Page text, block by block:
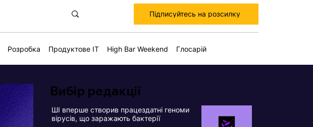
Підписуйтесь на розсилку
Розробка Продуктове IT High Bar Weekend Глосарій
Вибір редакції
ШІ вперше створив працездатні геноми
вірусів, що заражають бактерії